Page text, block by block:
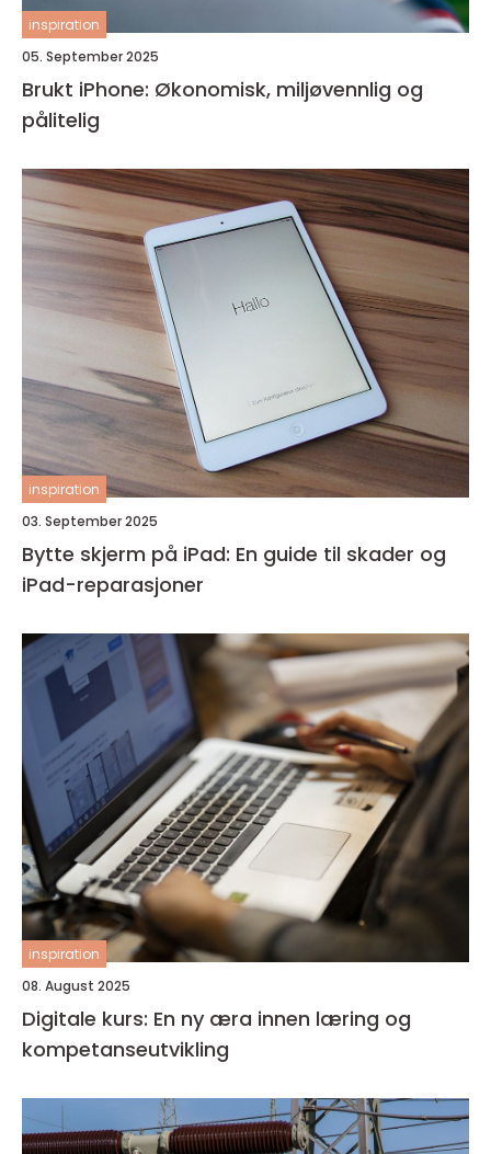
inspiration
05. September 2025
Brukt iPhone: Økonomisk, miljøvennlig og
pålitelig
inspiration
03. September 2025
Bytte skjerm på iPad: En guide til skader og
iPad-reparasjoner
inspiration
08. August 2025
Digitale kurs: En ny æra innen læring og
kompetanseutvikling